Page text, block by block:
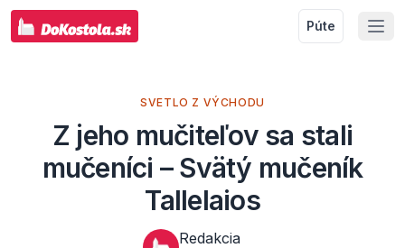
Púte
SVETLO Z VÝCHODU
Z jeho mučiteľov sa stali
mučeníci – Svätý mučeník
Tallelaios
Redakcia